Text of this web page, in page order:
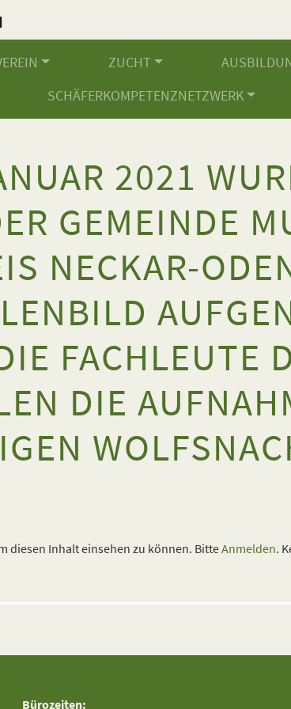
ZUCHT
SCHÄFERKOMPETENZNETZWERK
2021
GEMEINDE
NECKAR-
FACHLEUTE
DIE
diesen Inhalt einsehen zu können. BitteAnmelden.
Bürozeiten: